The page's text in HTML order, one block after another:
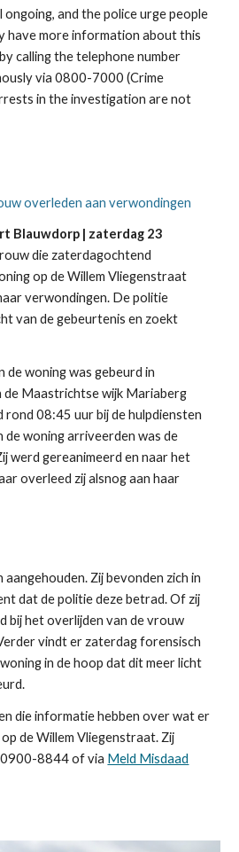
and the police urge people
have more information about this
calling the telephone number
via 0800-7000 (Crime
in the investigation are not
overleden aan verwondingen
Blauwdorp | zaterdag 23
die zaterdagochtend
op de Willem Vliegenstraat
verwondingen. De politie
van de gebeurtenis en zoekt
de woning was gebeurd in
de Maastrichtse wijk Mariaberg
rond 08:45 uur bij de hulpdiensten
de woning arriveerden was de
werd gereanimeerd en naar het
overleed zij alsnog aan haar
Zij bevonden zich in
dat de politie deze betrad. Of zij
bij het overlijden van de vrouw
vindt er zaterdag forensisch
in de hoop dat dit meer licht
die informatie hebben over wat er
de Willem Vliegenstraat. Zij
0900-8844 of via Meld Misdaad